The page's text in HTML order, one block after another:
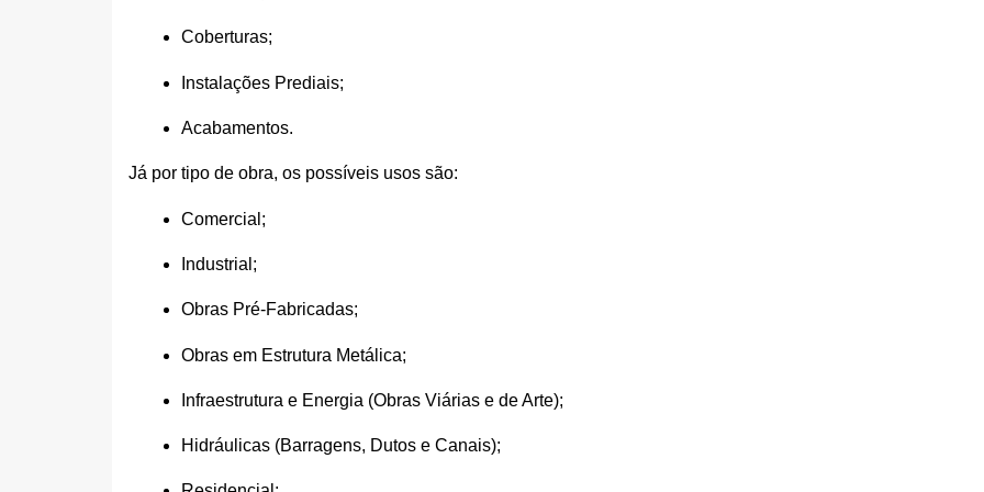
Coberturas;
Instalações Prediais;
Acabamentos.
Já por tipo de obra, os possíveis usos são:
Comercial;
Industrial;
Obras Pré-Fabricadas;
Obras em Estrutura Metálica;
Infraestrutura e Energia (Obras Viárias e de Arte);
Hidráulicas (Barragens, Dutos e Canais);